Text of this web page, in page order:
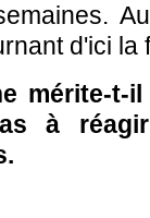
d'ici
mérite-t-
à